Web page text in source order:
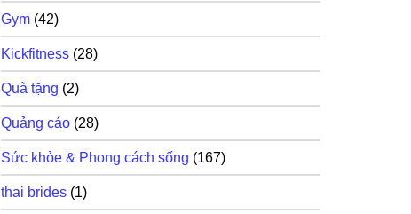
Gym (42)
Kickfitness (28)
Quà tặng (2)
Quảng cáo (28)
Sức khỏe & Phong cách sống (167)
thai brides (1)